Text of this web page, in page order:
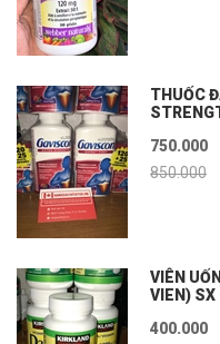
THUỐC
750.000
850.000
VIÊN
VIEN)
400.000